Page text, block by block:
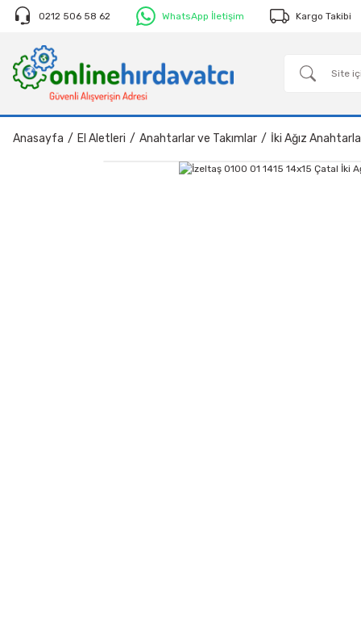
0212 506 58 62 WhatsApp İletişim Kargo Takibi
Anasayfa El Aletleri Anahtarlar ve Takımlar İki Ağız